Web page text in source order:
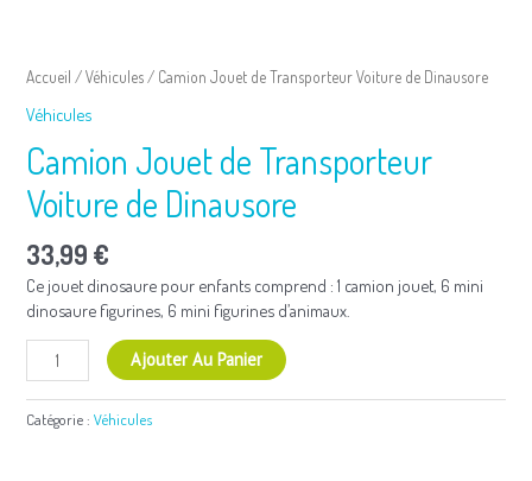
Accueil /Véhicules/ Camion Jouet de Transporteur Voiture de Dinausore
Véhicules
Camion Jouet de Transporteur
Voiture de Dinausore
33,99 €
Ce jouet dinosaure pour enfants comprend : 1 camion jouet, 6 mini
dinosaure figurines, 6 mini figurines d’animaux.
de
Camion
Jouet
Transporteur
Voiture
de
Dinausore
Ajouter Au Panier
Catégorie :Véhicules